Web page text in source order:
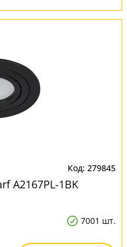
279845
A2167PL-1BK
7001 шт.